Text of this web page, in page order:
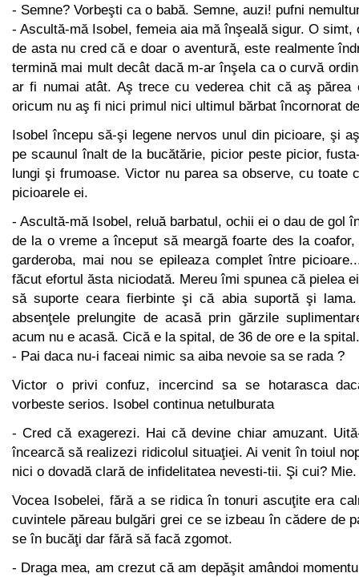
- Semne? Vorbeşti ca o babă. Semne, auzi! pufni
- Ascultă-mă Isobel, femeia aia mă înşeală sigur. O simt,
de asta nu cred că e doar o aventură, este realmente
termină mai mult decât dacă m-ar înşela ca o curvă
ar fi numai atât. Aş trece cu vederea chit că aş părea
oricum nu aş fi nici primul nici ultimul bărbat încornorat
Isobel începu să-şi legene nervos unul din picioare, şi
pe scaunul înalt de la bucătărie, picior peste picior,
lungi şi frumoase. Victor nu parea sa observe, cu toate
picioarele ei.
- Ascultă-mă Isobel, reluă barbatul, ochii ei o dau de gol
de la o vreme a început să meargă foarte des la
garderoba, mai nou se epileaza complet între
făcut efortul ăsta niciodată. Mereu îmi spunea că pielea
să suporte ceara fierbinte şi că abia suportă şi
absenţele prelungite de acasă prin gărzile
acum nu e acasă. Cică e la spital, de 36 de ore e la spital.
- Pai daca nu-i faceai nimic sa aiba nevoie sa se rada ?
Victor o privi confuz, incercind sa se hotarasca
vorbeste serios. Isobel continua netulburata
- Cred că exagerezi. Hai că devine chiar amuzant.
încearcă să realizezi ridicolul situaţiei. Ai venit în toiul
nici o dovadă clară de infidelitatea nevesti-tii. Şi cui?
Vocea Isobelei, fără a se ridica în tonuri ascuţite era
cuvintele păreau bulgări grei ce se izbeau în cădere de
se în bucăţi dar fără să facă zgomot.
- Draga mea, am crezut că am depăşit amândoi